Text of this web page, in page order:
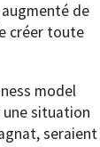
augmenté de
créer toute
model
une situation
seraient